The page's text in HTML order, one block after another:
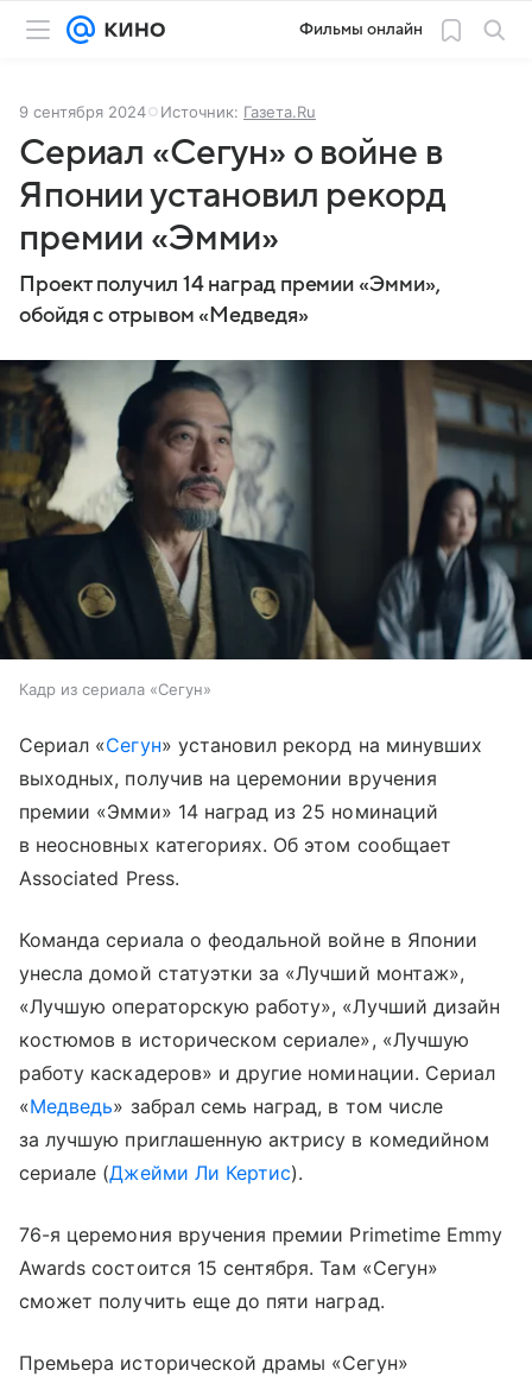
Фильмы онлайн
9 сентября 2024 Источник: Газета.Ru
Сериал «Сегун» о войне в
Японии установил рекорд
премии «Эмми»
Проект получил 14 наград премии «Эмми»,
обойдя с отрывом «Медведя»
Кадр из сериала «Сегун»
Сериал «Сегун» установил рекорд на минувших
выходных, получив на церемонии вручения
премии «Эмми» 14 наград из 25 номинаций
в неосновных категориях. Об этом сообщает
Associated Press.
Команда сериала о феодальной войне в Японии
унесла домой статуэтки за «Лучший монтаж»,
«Лучшую операторскую работу», «Лучший дизайн
костюмов в историческом сериале», «Лучшую
работу каскадеров» и другие номинации. Сериал
«Медведь» забрал семь наград, в том числе
за лучшую приглашенную актрису в комедийном
сериале (Джейми Ли Кертис).
76-я церемония вручения премии Primetime Emmy
Awards состоится 15 сентября. Там «Сегун»
сможет получить еще до пяти наград.
Премьера исторической драмы «Сегун»